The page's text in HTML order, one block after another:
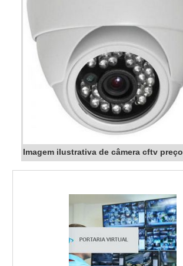
Imagem ilustrativa de câmera cftv preço